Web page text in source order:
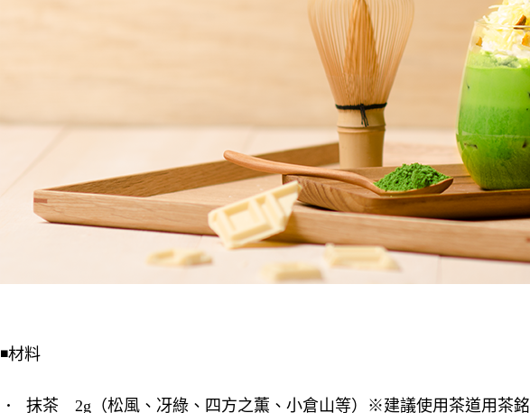
◾️材料
抹茶 2g（松風、冴綠、四方之薫、小倉山等）※建議使用茶道用茶銘